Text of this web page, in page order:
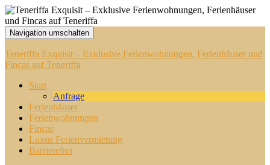
Navigation umschalten
Teneriffa Exquisit – Exklusive Ferienwohnungen, Ferienhäuser und
Fincas auf Teneriffa
Start
Anfrage
Ferienhäuser
Ferienwohnungen
Fincas
Luxus Ferienvermietung
Barrierefrei